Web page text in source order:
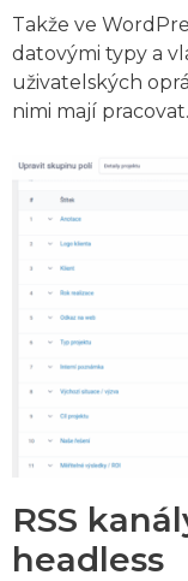
Takže ve
datovými typy a
uživatelských
nimi mají
RSS
headless